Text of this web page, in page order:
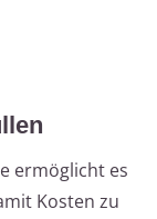
ermöglicht es
Kosten zu